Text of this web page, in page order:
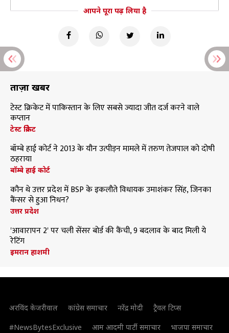
आपने पूरा पढ़ लिया है
ताज़ा खबरें
टेस्ट क्रिकेट में पाकिस्तान के लिए सबसे ज्यादा जीत दर्ज करने वाले
कप्तान
टेस्ट क्रिकेट
बॉम्बे हाई कोर्ट ने 2013 के यौन उत्पीड़न मामले में तरुण तेजपाल को दोषी
ठहराया
बॉम्बे हाई कोर्ट
कौन थे उत्तर प्रदेश में BSP के इकलौते विधायक उमाशंकर सिंह, जिनका
कैंसर से हुआ निधन?
उत्तर प्रदेश
'आवारापन 2' पर चली सेंसर बोर्ड की कैंची, 9 बदलाव के बाद मिली ये
रेटिंग
इमरान हाशमी
अरविंद केजरीवाल कांग्रेस समाचार नरेंद्र मोदी
ट्रैवल टिप्स
#NewsBytesExclusive
आम आदमी पार्टी समाचार भाजपा समाचार